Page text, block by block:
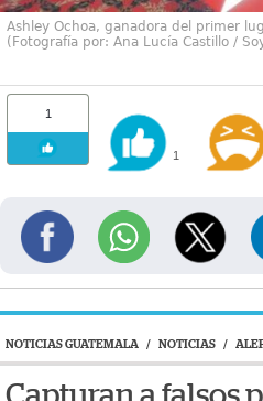
Ashley Ochoa, ganadora del primer
(Fotografía por: Ana Lucía Castillo /
1
1
NOTICIAS GUATEMALA / NOTICIAS /